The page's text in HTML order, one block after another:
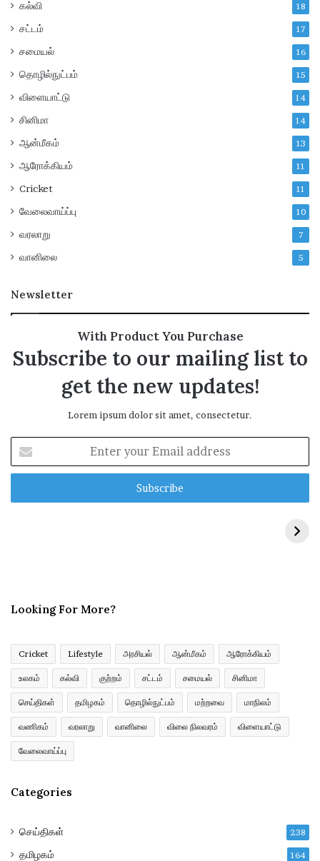
கல்வி 18
சட்டம் 17
சமையல் 16
தொழில்நுட்பம் 15
விளையாட்டு 14
சினிமா 14
ஆன்மீகம் 13
ஆரோக்கியம் 11
Cricket 11
வேலைவாய்ப்பு 10
வரலாறு 7
வானிலை 5
Newsletter
With Product You Purchase
Subscribe to our mailing list to
get the new updates!
Lorem ipsum dolor sit amet, consectetur.
t
r
a
d
e
s
Looking For More?
Cricket Lifestyle அரசியல் ஆன்மீகம் ஆரோக்கியம்
உலகம் கல்வி குற்றம் சட்டம் சமையல் சினிமா
செய்திகள் தமிழகம் தொழில்நுட்பம் மற்றவை மாநிலம்
வணிகம் வரலாறு வானிலை விலை நிலவரம் விளையாட்டு
வேலைவாய்ப்பு
Categories
செய்திகள் 238
தமிழகம் 164